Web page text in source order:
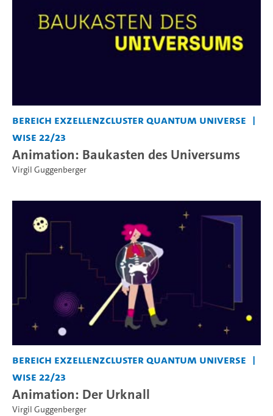
Bereich Exzellenzcluster Quantum Universe
WiSe 22/23
Animation: Baukasten des Universums
Virgil Guggenberger
Bereich Exzellenzcluster Quantum Universe
WiSe 22/23
Animation: Der Urknall
Virgil Guggenberger